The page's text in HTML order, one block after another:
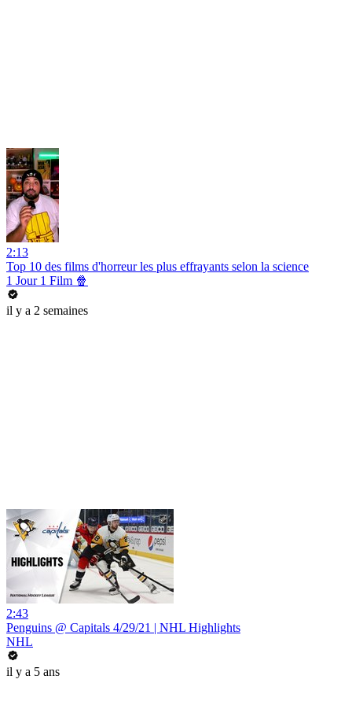
2:13
Top 10 des films d'horreur les plus effrayants selon la science
1 Jour 1 Film 🍿
il y a 2 semaines
2:43
Penguins @ Capitals 4/29/21 | NHL Highlights
NHL
il y a 5 ans